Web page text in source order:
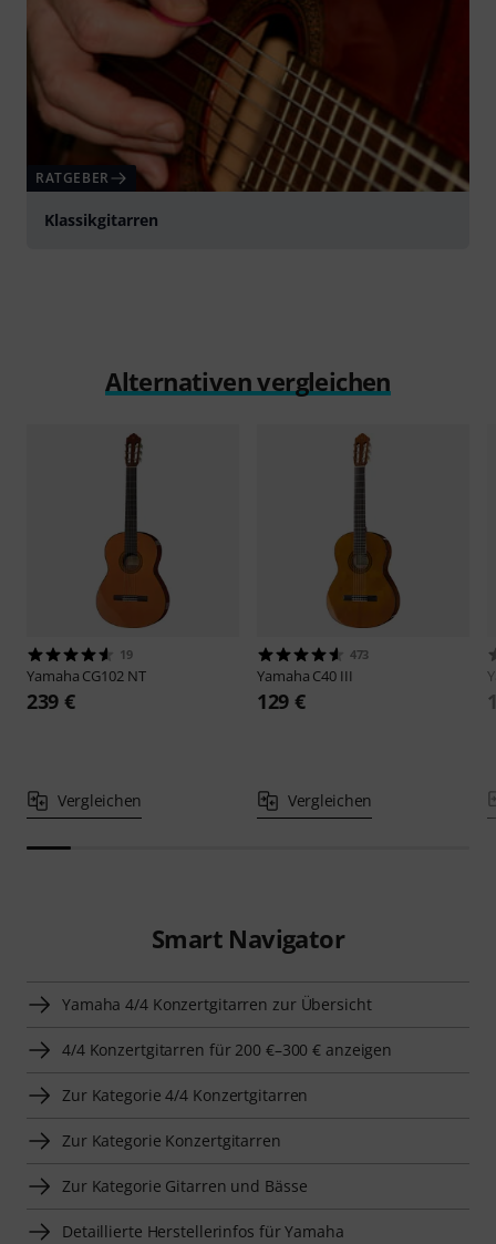
RATGEBER
Klassikgitarren
Alternativen vergleichen
19
Yamaha CG102 NT
239 €
Vergleichen
473
Yamaha C40 III
129 €
Vergleichen
Smart Navigator
Yamaha 4/4 Konzertgitarren zur Übersicht
4/4 Konzertgitarren für 200 €–300 € anzeigen
Zur Kategorie 4/4 Konzertgitarren
Zur Kategorie Konzertgitarren
Zur Kategorie Gitarren und Bässe
Detaillierte Herstellerinfos für Yamaha